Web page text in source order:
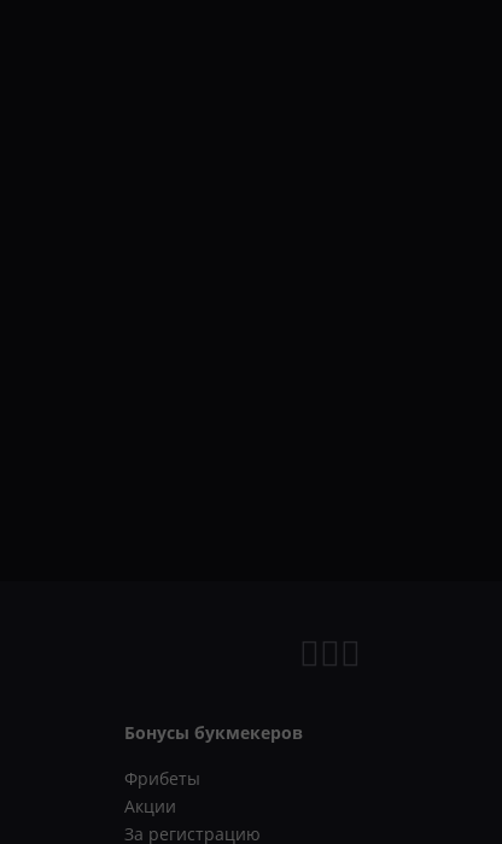
Бонусы букмекеров
Фрибеты
Акции
За регистрацию